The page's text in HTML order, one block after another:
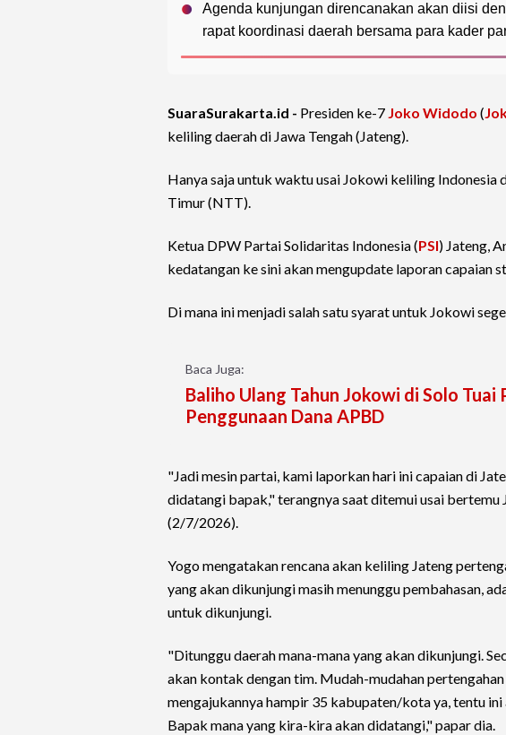
Agenda kunjungan direncanakan akan diisi
rapat koordinasi daerah bersama para kader
SuaraSurakarta.id - Presiden ke-7 Joko Widodo (
keliling daerah di Jawa Tengah (Jateng).
Hanya saja untuk waktu usai Jokowi keliling Indonesia
Timur (NTT).
Ketua DPW Partai Solidaritas Indonesia (PSI) Jateng,
kedatangan ke sini akan mengupdate laporan capaian
Di mana ini menjadi salah satu syarat untuk Jokowi
Baca Juga:
Baliho Ulang Tahun Jokowi di Solo Tuai
Penggunaan Dana APBD
"Jadi mesin partai, kami laporkan hari ini capaian di
didatangi bapak," terangnya saat ditemui usai bertemu
(2/7/2026).
Yogo mengatakan rencana akan keliling Jateng
yang akan dikunjungi masih menunggu pembahasan,
untuk dikunjungi.
"Ditunggu daerah mana-mana yang akan dikunjungi.
akan kontak dengan tim. Mudah-mudahan
mengajukannya hampir 35 kabupaten/kota ya, tentu
Bapak mana yang kira-kira akan didatangi," papar dia.